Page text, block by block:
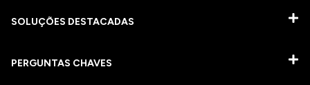
SOLUÇÕES DESTACADAS
PERGUNTAS CHAVES​